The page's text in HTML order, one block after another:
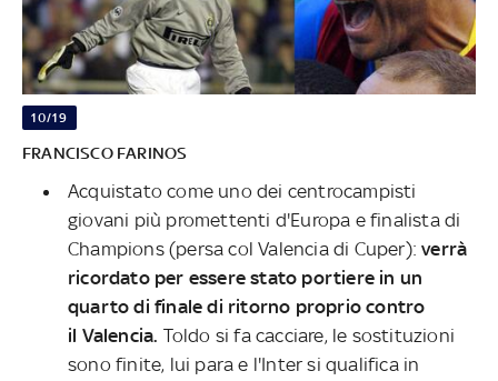
10/19
FRANCISCO FARINOS
Acquistato come uno dei centrocampisti
giovani più promettenti d'Europa e finalista di
Champions (persa col Valencia di Cuper): verrà
ricordato per essere stato portiere in un
quarto di finale di ritorno proprio contro
il Valencia. Toldo si fa cacciare, le sostituzioni
sono finite, lui para e l'Inter si qualifica in